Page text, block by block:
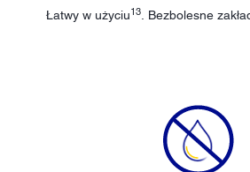
Łatwy w użyciu13. Bezbolesne